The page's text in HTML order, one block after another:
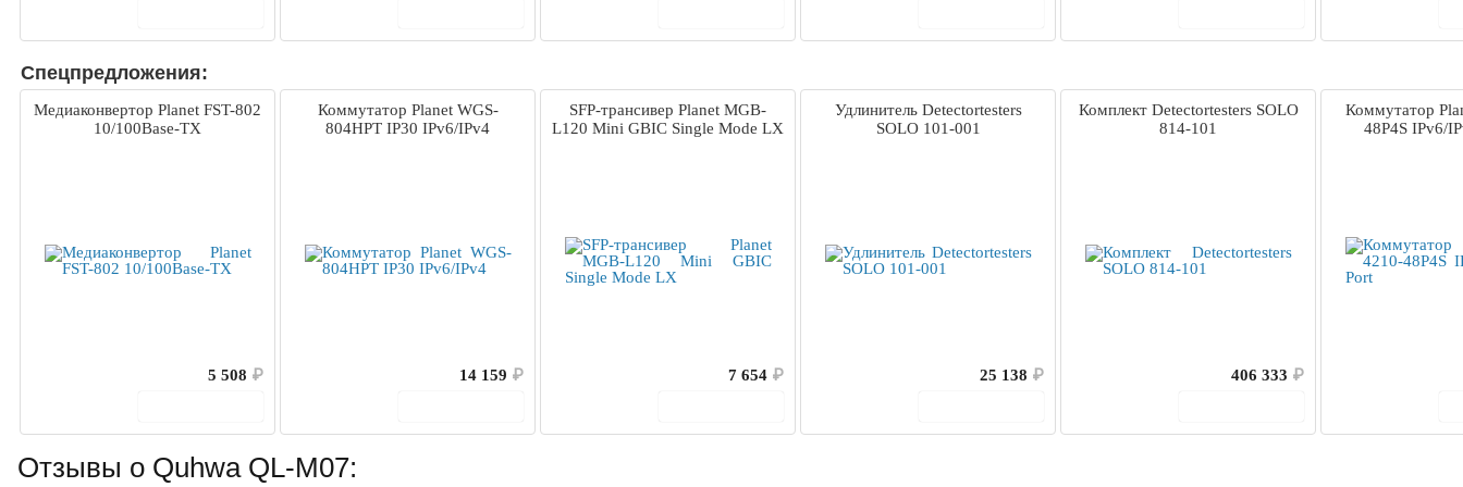
Спецпредложения:
Медиаконвертор Planet FST-802
10/100Base-TX
5 508 ₽
Коммутатор Planet WGS-
804HPT IP30 IPv6/IPv4
14 159 ₽
SFP-трансивер Planet MGB-
L120 Mini GBIC Single Mode LX
7 654 ₽
Удлинитель Detectortesters
SOLO 101-001
25 138 ₽
Комплект Detectortesters SOLO
814-101
406 333 ₽
Коммутатор
48P4S IPv6/
Отзывы о Quhwa QL-M07: